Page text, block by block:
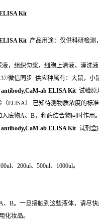
Kit
Kit 产品用途：仅供科研检测
，组织匀浆，细胞上清液，灌洗
微信同步 供应种属有：大鼠，
ab ELISA Kit 试验原
ELISA）.已知待测物质浓度的标
底物A、B，和酶结合物同时作
ab ELISA Kit 试剂盒
、200ul、500ul、1000ul。
、B。一旦接触到这些液体，请尽
化妆品。